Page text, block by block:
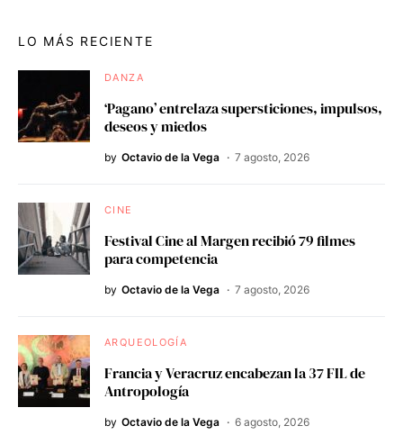
LO MÁS RECIENTE
DANZA
‘Pagano’ entrelaza supersticiones, impulsos,
deseos y miedos
by Octavio de la Vega 7 agosto, 2026
CINE
Festival Cine al Margen recibió 79 filmes
para competencia
by Octavio de la Vega 7 agosto, 2026
ARQUEOLOGÍA
Francia y Veracruz encabezan la 37 FIL de
Antropología
by Octavio de la Vega 6 agosto, 2026